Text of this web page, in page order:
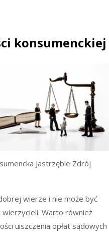
konsumenckiej
Jastrzębie Zdrój
wierze i nie może być
wierzycieli. Warto również
uiszczenia opłat sądowych